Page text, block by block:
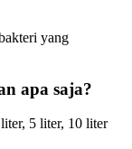
yang
apa saja?
5 liter, 10 liter